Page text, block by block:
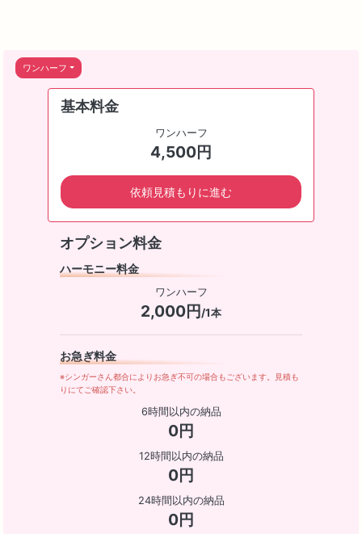
ワンハーフ
基本料金
ワンハーフ
4,500円
依頼見積もりに進む
オプション料金
ハーモニー料金
ワンハーフ
2,000円/1本
お急ぎ料金
※シンガーさん都合によりお急ぎ不可の場合もございます。見積も
りにてご確認下さい。
6時間以内の納品
0円
12時間以内の納品
0円
24時間以内の納品
0円